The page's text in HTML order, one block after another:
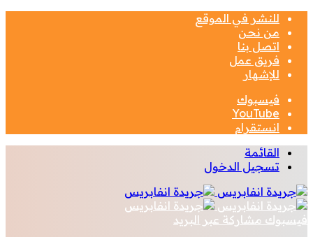
للنشر في الموقع
من نحن
اتصل بنا
فريق عمل
للإشهار
فيسبوك
‫YouTube
انستقرام
القائمة
تسجيل الدخول
فيسبوك مشاركة عبر البريد